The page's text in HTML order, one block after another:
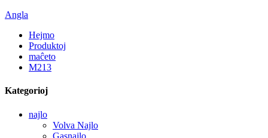
Angla
Hejmo
Produktoj
maĉeto
M213
Kategorioj
najlo
Volva Najlo
Gasnajlo